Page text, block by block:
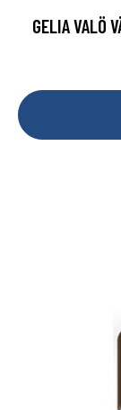
GELIA VALÖ